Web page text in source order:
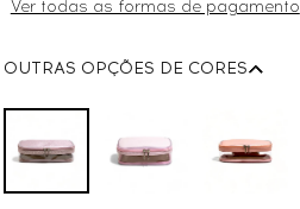
Ver todas as formas de pagamento
OUTRAS OPÇÕES DE CORES